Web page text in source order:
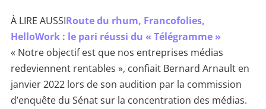
À LIRE AUSSIRoute du rhum, Francofolies,
HelloWork : le pari réussi du « Télégramme »
« Notre objectif est que nos entreprises médias
redeviennent rentables », confiait Bernard Arnault en
janvier 2022 lors de son audition par la commission
d’enquête du Sénat sur la concentration des médias.